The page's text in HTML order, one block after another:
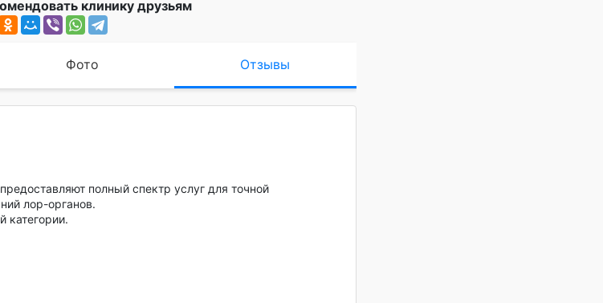
клинику друзьям
Фото Отзывы
полный спектр услуг для точной
лор-органов.
категории.